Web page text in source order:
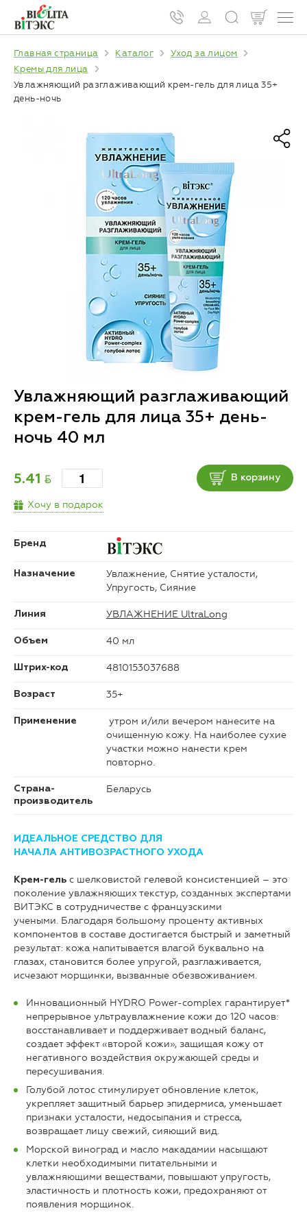
Главная страница Каталог
Уход за лицом
Кремы для лица
Увлажняющий разглаживающий крем-гель для лица 35+
день-ночь
Увлажняющий разглаживающий
крем-гель для лица 35+ день-
ночь 40 мл
5.41 BYN В корзину
Хочу в подарок
Бренд
Назначение
Увлажнение, Снятие усталости,
Упругость, Сияние
Линия УВЛАЖНЕНИЕ UltraLong
Объем 40 мл
Штрих-код 4810153037688
Возраст 35+
Применение
утром и/или вечером нанесите на
очищенную кожу. На наиболее сухие
участки можно нанести крем
повторно.
Страна-
производитель
Беларусь
ИДЕАЛЬНОЕ СРЕДСТВО ДЛЯ
НАЧАЛА АНТИВОЗРАСТНОГО УХОДА
Крем-гель с шелковистой гелевой консистенцией – это
поколение увлажняющих текстур, созданных экспертами
ВИТЭКС в сотрудничестве с французскими
учеными. Благодаря большому проценту активных
компонентов в составе достигается быстрый и заметный
результат: кожа напитывается влагой буквально на
глазах, становится более упругой, разглаживается,
исчезают морщинки, вызванные обезвоживанием.
Инновационный HYDRO Power-complex гарантирует*
непрерывное ультраувлажнение кожи до 120 часов:
восстанавливает и поддерживает водный баланс,
создает эффект «второй кожи», защищая кожу от
негативного воздействия окружающей среды и
пересушивания.
Голубой лотос стимулирует обновление клеток,
укрепляет защитный барьер эпидермиса, уменьшает
признаки усталости, недосыпания и стресса,
возвращает лицу свежий, сияющий вид.
Морской виноград и масло макадамии насыщают
клетки необходимыми питательными и
увлажняющими веществами, повышают упругость,
эластичность и плотность кожи, предохраняют от
появления морщинок.